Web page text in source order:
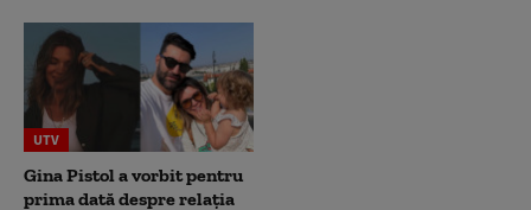
UTV
Gina Pistol a vorbit pentru
prima dată despre relația